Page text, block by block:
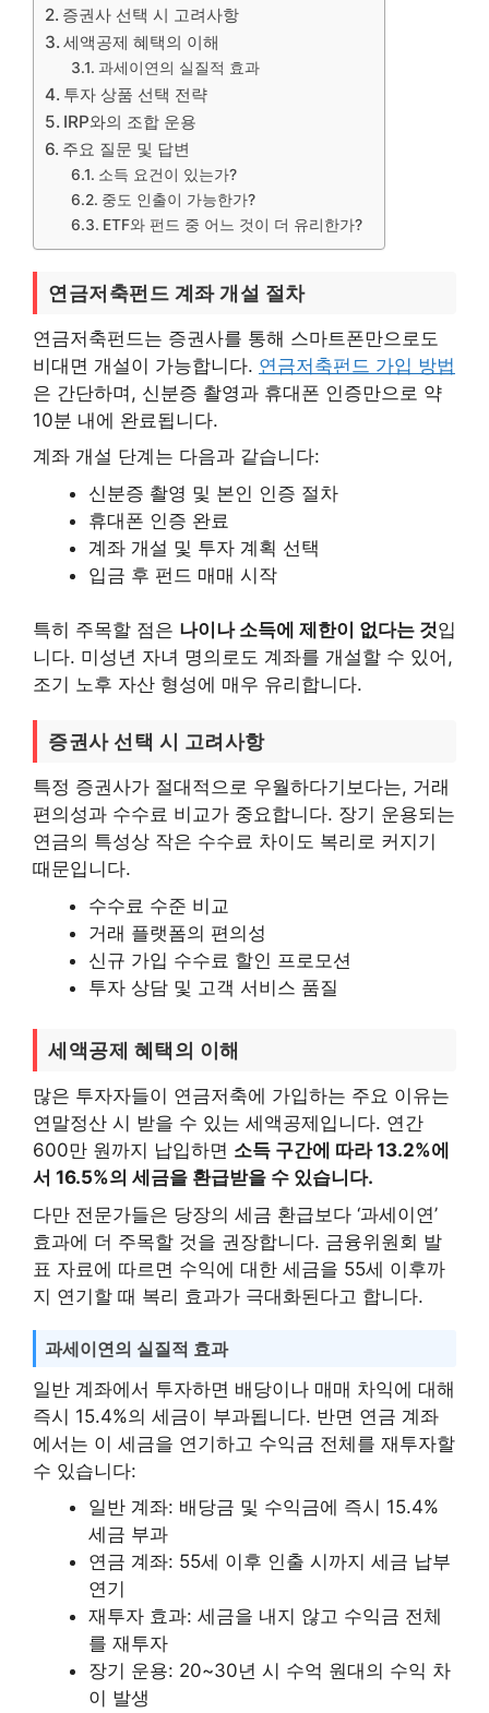
증권사 선택 시 고려사항
세액공제 혜택의 이해
과세이연의 실질적 효과
투자 상품 선택 전략
IRP와의 조합 운용
주요 질문 및 답변
소득 요건이 있는가?
중도 인출이 가능한가?
ETF와 펀드 중 어느 것이 더 유리한가?
연금저축펀드 계좌 개설 절차
연금저축펀드는 증권사를 통해 스마트폰만으로도
비대면 개설이 가능합니다. 연금저축펀드 가입 방법
은 간단하며, 신분증 촬영과 휴대폰 인증만으로 약
10분 내에 완료됩니다.
계좌 개설 단계는 다음과 같습니다:
신분증 촬영 및 본인 인증 절차
휴대폰 인증 완료
계좌 개설 및 투자 계획 선택
입금 후 펀드 매매 시작
특히 주목할 점은 나이나 소득에 제한이 없다는 것입
니다. 미성년 자녀 명의로도 계좌를 개설할 수 있어,
조기 노후 자산 형성에 매우 유리합니다.
증권사 선택 시 고려사항
특정 증권사가 절대적으로 우월하다기보다는, 거래
편의성과 수수료 비교가 중요합니다. 장기 운용되는
연금의 특성상 작은 수수료 차이도 복리로 커지기
때문입니다.
수수료 수준 비교
거래 플랫폼의 편의성
신규 가입 수수료 할인 프로모션
투자 상담 및 고객 서비스 품질
세액공제 혜택의 이해
많은 투자자들이 연금저축에 가입하는 주요 이유는
연말정산 시 받을 수 있는 세액공제입니다. 연간
600만 원까지 납입하면 소득 구간에 따라 13.2%에
서 16.5%의 세금을 환급받을 수 있습니다.
다만 전문가들은 당장의 세금 환급보다 ‘과세이연’
효과에 더 주목할 것을 권장합니다. 금융위원회 발
표 자료에 따르면 수익에 대한 세금을 55세 이후까
지 연기할 때 복리 효과가 극대화된다고 합니다.
과세이연의 실질적 효과
일반 계좌에서 투자하면 배당이나 매매 차익에 대해
즉시 15.4%의 세금이 부과됩니다. 반면 연금 계좌
에서는 이 세금을 연기하고 수익금 전체를 재투자할
수 있습니다:
일반 계좌: 배당금 및 수익금에 즉시 15.4%
세금 부과
연금 계좌: 55세 이후 인출 시까지 세금 납부
연기
재투자 효과: 세금을 내지 않고 수익금 전체
를 재투자
장기 운용: 20~30년 시 수억 원대의 수익 차
이 발생